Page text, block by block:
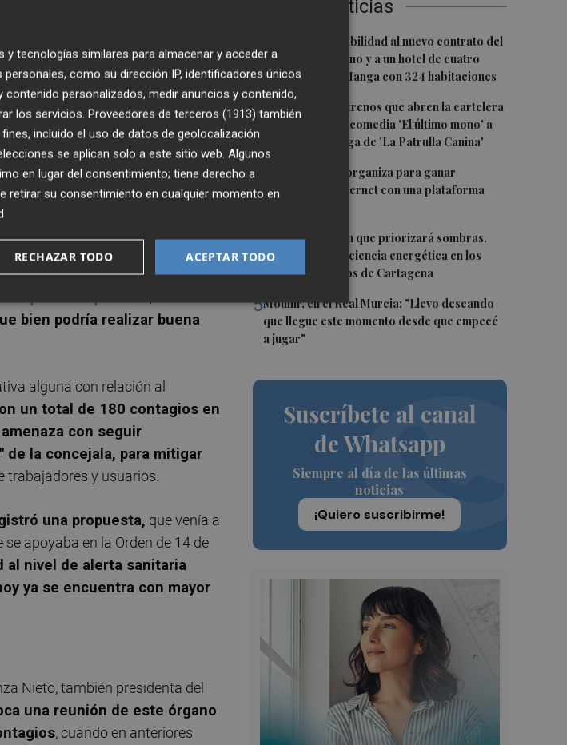
Últimas Noticias
San Javier da viabilidad al nuevo contrato del
transporte urbano y a un hotel de cuatro
estrellas en La Manga con 324 habitaciones
2 Estos son los estrenos que abren la cartelera
en agosto: de la comedia 'El último mono' a
una nueva entrega de 'La Patrulla Canina'
3
Los Belones se organiza para ganar
visibilidad en internet con una plataforma
4Luz verde al plan que priorizará sombras,
aislamiento y eficiencia energética en los
colegios públicos de Cartagena
5Mounir, en el Real Murcia: "Llevo deseando
que llegue este momento desde que empecé
a jugar"
Suscríbete al canal
de Whatsapp
Siempre al día de las últimas
noticias
¡Quiero suscribirme!
susceptibles de ello
a los indicadores de una
, y aun, con menor incidencia
a los 649x1000 habitantes
de contagio de la plantilla
Castejón
plantilla municipal, al margen
vivido brotes con clausura en
importar lo aprendido, o esta
bien podría realizar buena
alguna con relación al
un total de 180 contagios en
con seguir
de la concejala, para mitigar
trabajadores y usuarios.
una propuesta, que venía a
apoyaba en la Orden de 14 de
al nivel de alerta sanitaria
ya se encuentra con mayor
Nieto, también presidenta del
una reunión de este órgano
, cuando en anteriores
tecnologías similares para almacenar y acceder a
como su dirección IP, identificadores únicos
personalizados, medir anuncios y contenido,
los servicios. Proveedores de terceros (1913) también
incluido el uso de datos de geolocalización
se aplican solo a este sitio web. Algunos
en lugar del consentimiento; tiene derecho a
retirar su consentimiento en cualquier momento en
ACEPTAR TODO
RECHAZAR TODO